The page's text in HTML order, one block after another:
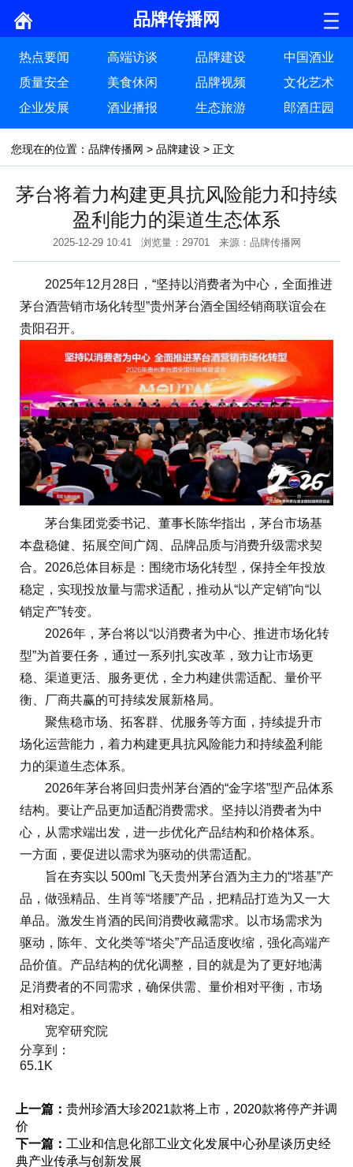
品牌传播网
热点要闻 高端访谈 品牌建设
中国酒业
质量安全
美食休闲 品牌视频
文化艺术
企业发展
酒业播报 生态旅游 郎酒庄园
您现在的位置： 品牌传播网 > 品牌建设 > 正文
茅台将着力构建更具抗风险能力和持续
盈利能力的渠道生态体系
2025-12-29 10:41 浏览量：29701 来源：品牌传播网
2025年12月28日，“坚持以消费者为中心，全面推进
茅台酒营销市场化转型”贵州茅台酒全国经销商联谊会在
贵阳召开。
茅台集团党委书记、董事长陈华指出，茅台市场基
本盘稳健、拓展空间广阔、品牌品质与消费升级需求契
合。2026总体目标是：围绕市场化转型，保持全年投放
稳定，实现投放量与需求适配，推动从“以产定销”向“以
销定产”转变。
2026年，茅台将以“以消费者为中心、推进市场化转
型”为首要任务，通过一系列扎实改革，致力让市场更
稳、渠道更活、服务更优，全力构建供需适配、量价平
衡、厂商共赢的可持续发展新格局。
聚焦稳市场、拓客群、优服务等方面，持续提升市
场化运营能力，着力构建更具抗风险能力和持续盈利能
力的渠道生态体系。
2026年茅台将回归贵州茅台酒的“金字塔”型产品体系
结构。要让产品更加适配消费需求。坚持以消费者为中
心，从需求端出发，进一步优化产品结构和价格体系。
一方面，要促进以需求为驱动的供需适配。
旨在夯实以 500ml 飞天贵州茅台酒为主力的“塔基”产
品，做强精品、生肖等“塔腰”产品，把精品打造为又一大
单品。激发生肖酒的民间消费收藏需求。以市场需求为
驱动，陈年、文化类等“塔尖”产品适度收缩，强化高端产
品价值。产品结构的优化调整，目的就是为了更好地满
足消费者的不同需求，确保供需、量价相对平衡，市场
相对稳定。
宽窄研究院
分享到：
65.1K
上一篇： 贵州珍酒大珍2021款将上市，2020款将停产并调
价
下一篇： 工业和信息化部工业文化发展中心孙星谈历史经
典产业传承与创新发展